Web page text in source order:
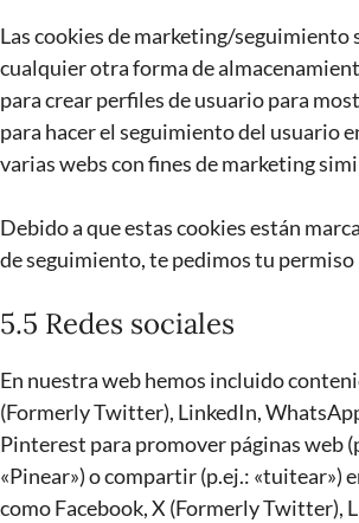
Las cookies de marketing/seguimiento
cualquier otra forma de
para crear perfiles de usuario para
para hacer el seguimiento del usuario
varias webs con fines de marketing
Debido a que estas cookies están
de seguimiento, te pedimos tu permiso
5.5 Redes sociales
En nuestra web hemos incluido
(Formerly Twitter), LinkedIn,
Pinterest para promover páginas web
«Pinear») o compartir (p.ej.: «tuitear»)
como Facebook, X (Formerly Twitter),